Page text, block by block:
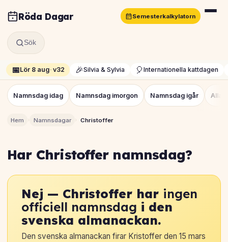
Röda Dagar Semesterkalkylatorn
Sök
📅Lör 8 aug· v32 🎉Silvia & Sylvia 🎈Internationella kattdagen
Namnsdag idag Namnsdag imorgon Namnsdag igår Alla
Hem Namnsdagar Christoffer
Har Christoffer namnsdag?
Nej — Christoffer har ingen
officiell namnsdag i den
svenska almanackan.
Den svenska almanackan firar Kristoffer den 15 mars